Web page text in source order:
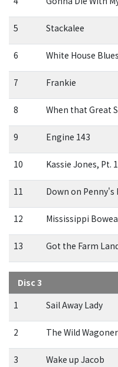
5 Stackalee
6 White House Blues
7 Frankie
8 When that Great
9 Engine 143
10 Kassie Jones, Pt.
11 Down on Penny's
12 Mississippi
13 Got the Farm
Disc 3
1
Sail Away Lady
2 The Wild Wagoner
3 Wake up Jacob